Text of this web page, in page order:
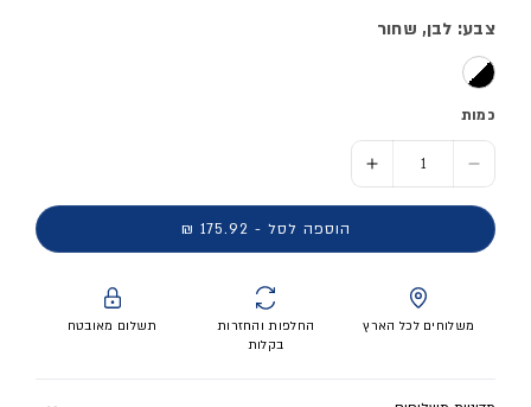
צבע: לבן, שחור
כמות
הסר כמות ל- נעלי ספורט FORTARUN 4.0 - ילדותהוסף כמות ל- נעלי ספורט FORTARUN 4.0 - ילדות
הוספה לסל - 175.92 ₪
משלוחים לכל הארץ
החלפות והחזרות
בקלות
תשלום מאובטח